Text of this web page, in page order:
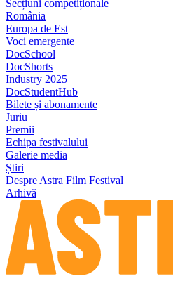
Secțiuni competiționale
România
Europa de Est
Voci emergente
DocSchool
DocShorts
Industry 2025
DocStudentHub
Bilete și abonamente
Juriu
Premii
Echipa festivalului
Galerie media
Știri
Despre Astra Film Festival
Arhivă